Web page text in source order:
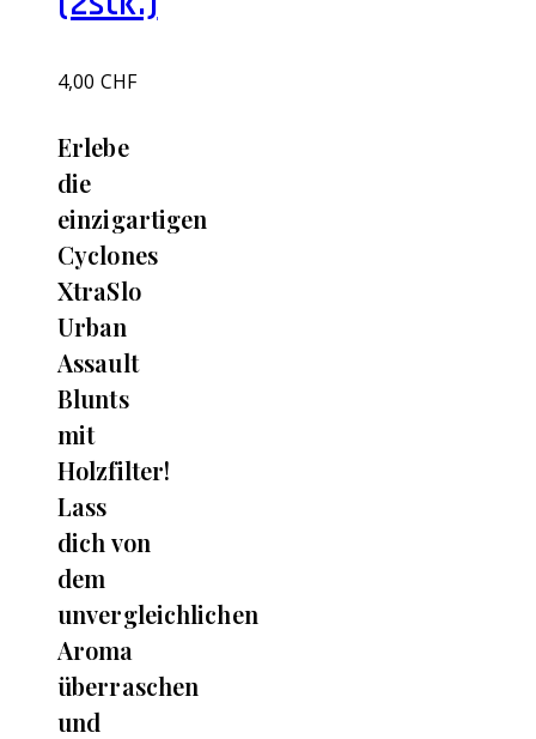
4,00 CHF
Erlebe
die
einzigartigen
Cyclones
XtraSlo
Urban
Assault
Blunts
mit
Holzfilter!
Lass
dich von
dem
unvergleichlichen
Aroma
überraschen
und